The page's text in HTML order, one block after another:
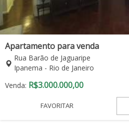
Apartamento para venda
Rua Barão de Jaguaripe
Ipanema - Rio de Janeiro
Venda: R$3.000.000,00
FAVORITAR